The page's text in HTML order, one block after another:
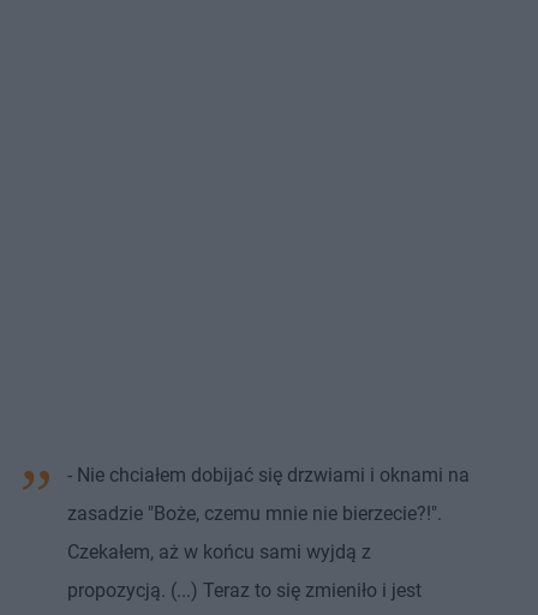
- Nie chciałem dobijać się drzwiami i oknami na
zasadzie "Boże, czemu mnie nie bierzecie?!".
Czekałem, aż w końcu sami wyjdą z
propozycją. (...) Teraz to się zmieniło i jest